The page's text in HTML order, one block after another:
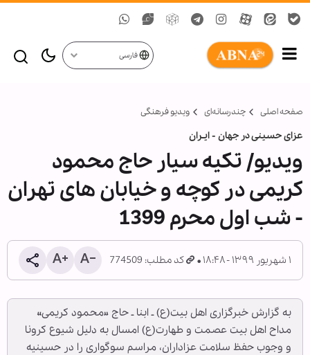
فارسی
صفحه اصلی چندرسانه‌ای ویدیو فرهنگی
عزای حسینی در جهان - ایـران
ویدیو/ تکیه سیار حاج محمود
کریمی در کوچه و خیابان های تهران
- شب اول محرم 1399
۱ شهریور ۱۳۹۹ - ۱۸:۴۸ کد مطلب: 774509
به گزارش خبرگزاری اهل بیت(ع) ـ ابنا ـ حاج «محمود کریمی»
مداح اهل بیت عصمت و طهارت(ع) امسال به دلیل شیوع کرونا
و وجوب حفظ سلامت عزاداران، مراسم سوگواری را در حسینیه